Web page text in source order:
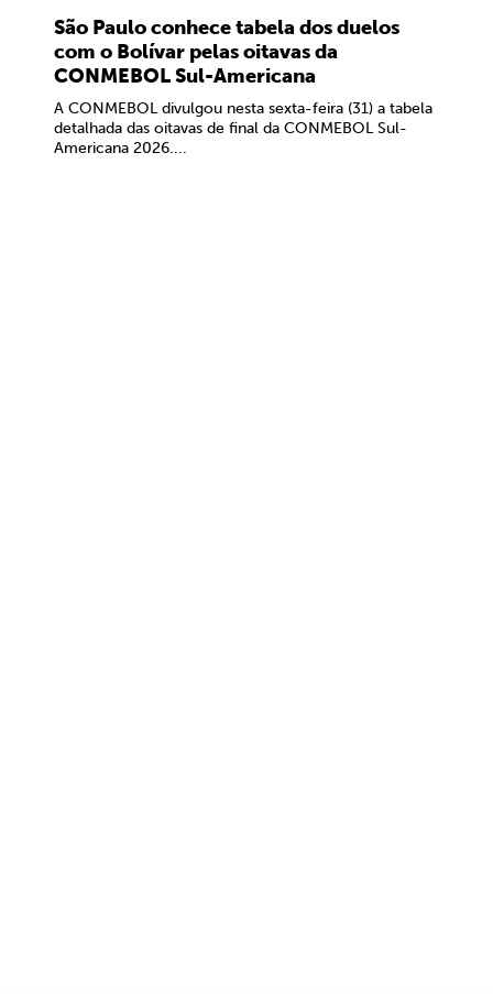
São Paulo conhece tabela dos duelos
com o Bolívar pelas oitavas da
CONMEBOL Sul-Americana
A CONMEBOL divulgou nesta sexta-feira (31) a tabela
detalhada das oitavas de final da CONMEBOL Sul-
Americana 2026....